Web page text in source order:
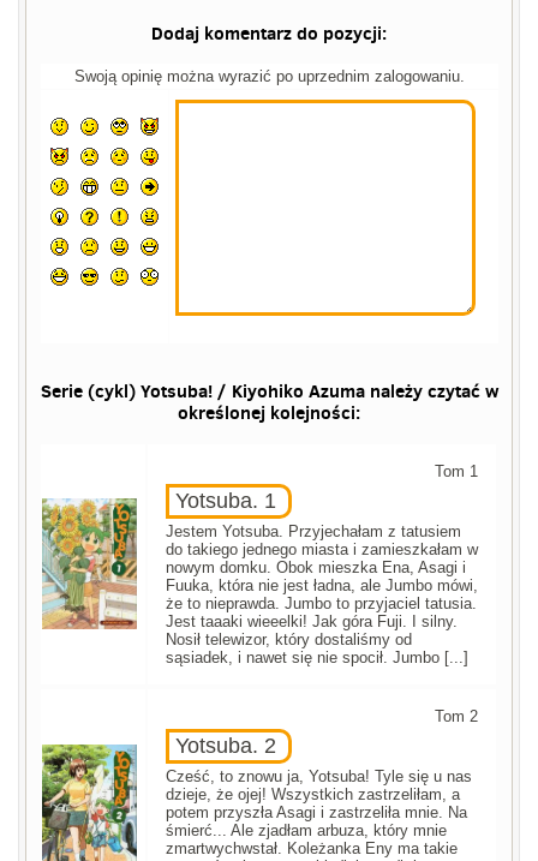
Dodaj komentarz do pozycji:
Swoją opinię można wyrazić po uprzednim zalogowaniu.
Serie (cykl) Yotsuba! / Kiyohiko Azuma należy czytać w
określonej kolejności:
Tom 1
Yotsuba. 1
Jestem Yotsuba. Przyjechałam z tatusiem
do takiego jednego miasta i zamieszkałam w
nowym domku. Obok mieszka Ena, Asagi i
Fuuka, która nie jest ładna, ale Jumbo mówi,
że to nieprawda. Jumbo to przyjaciel tatusia.
Jest taaaki wieeelki! Jak góra Fuji. I silny.
Nosił telewizor, który dostaliśmy od
sąsiadek, i nawet się nie spocił. Jumbo [...]
Tom 2
Yotsuba. 2
Cześć, to znowu ja, Yotsuba! Tyle się u nas
dzieje, że ojej! Wszystkich zastrzeliłam, a
potem przyszła Asagi i zastrzeliła mnie. Na
śmierć... Ale zjadłam arbuza, który mnie
zmartwychwstał. Koleżanka Eny ma takie